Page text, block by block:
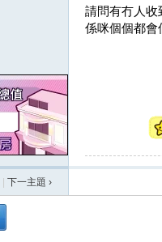
請問有冇人收
係咪個個都會
下一主題 ›